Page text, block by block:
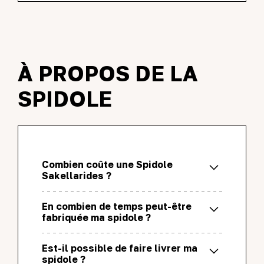
À PROPOS DE LA
SPIDOLE
Combien coûte une Spidole
Sakellarides ?
En combien de temps peut-être
fabriquée ma spidole ?
de 3 mois.
Est-il possible de faire livrer ma
spidole ?